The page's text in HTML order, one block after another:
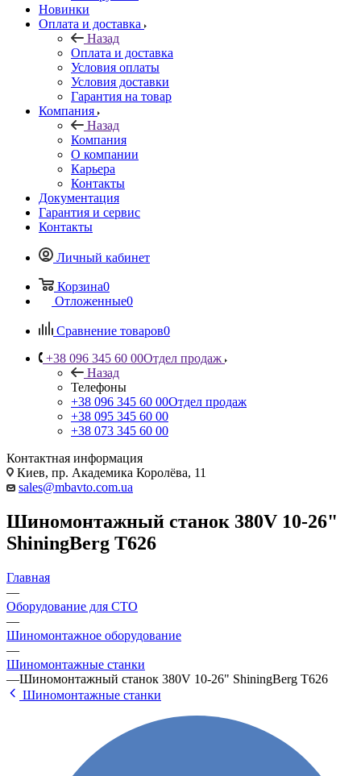
Новинки
Оплата и доставка
Назад
Оплата и доставка
Условия оплаты
Условия доставки
Гарантия на товар
Компания
Назад
Компания
О компании
Карьера
Контакты
Документация
Гарантия и сервис
Контакты
Личный кабинет
Корзина0
Отложенные0
Сравнение товаров0
+38 096 345 60 00Отдел продаж
Назад
Телефоны
+38 096 345 60 00Отдел продаж
+38 095 345 60 00
+38 073 345 60 00
Контактная информация
Киев, пр. Академика Королёва, 11
sales@mbavto.com.ua
Шиномонтажный станок 380V 10-26"
ShiningBerg T626
Главная
—
Оборудование для СТО
—
Шиномонтажное оборудование
—
Шиномонтажные станки
—Шиномонтажный станок 380V 10-26" ShiningBerg T626
Шиномонтажные станки